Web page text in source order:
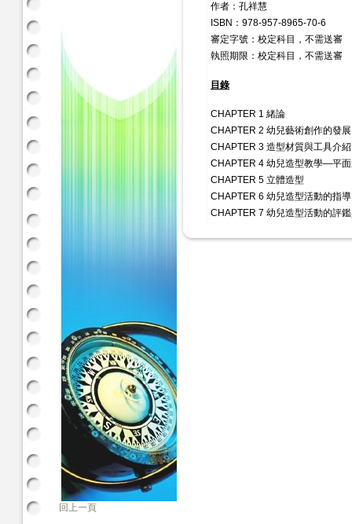
回上一頁
作者：孔祥慧
ISBN：978-957-8965-70-6
審定字號：校定科目，不需送審
執照期限：校定科目，不需送審
目錄
CHAPTER 1 緒論
CHAPTER 2 幼兒藝術創作的發展
CHAPTER 3 造型材質與工具介紹
CHAPTER 4 幼兒造型教學—平
CHAPTER 5 立體造型
CHAPTER 6 幼兒造型活動的指導
CHAPTER 7 幼兒造型活動的評